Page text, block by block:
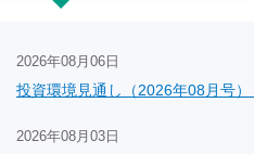
2026年08月06日
投資環境見通し（2026年08月号）
2026年08月03日